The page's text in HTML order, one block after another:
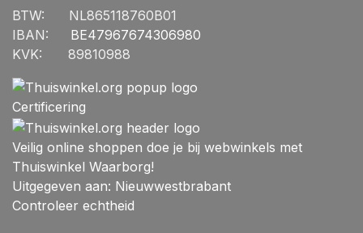
BTW:
​NL865118760B01
IBAN:
​BE47967674306980
KVK:
​89810988
Certificering
Veilig online shoppen doe je bij webwinkels met
Thuiswinkel Waarborg!
Uitgegeven aan: Nieuwwestbrabant
Controleer echtheid